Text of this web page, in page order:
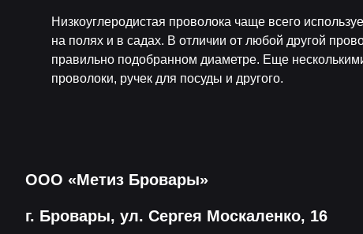
Низкоуглеродистая проволока чаще всего
на полях и в садах. В отличии от любой другой
правильно подобранном диаметре. Еще
проволоки, ручек для посуды и другого.
ООО «Метиз Бровары»
г. Бровары, ул. Сергея Москаленко, 16